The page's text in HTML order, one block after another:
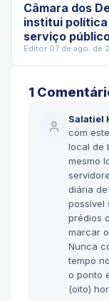
Câmara dos
institui política
serviço
Editor·07 de ago. de
1
Salatiel
com
local de
mesmo
diária
possível
prédios
marcar
Nunca
tempo
o ponto
(oito)